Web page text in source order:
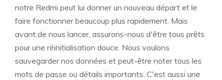
notre Redmi peut lui donner un nouveau départ et le
faire fonctionner beaucoup plus rapidement. Mais
avant de nous lancer, assurons-nous d'être tous prêts
pour une réinitialisation douce. Nous voulons
sauvegarder nos données et peut-être noter tous les
mots de passe ou détails importants. C'est aussi une